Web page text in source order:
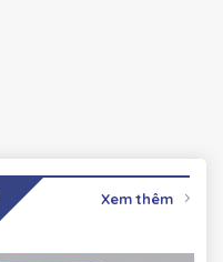
Xem thêm